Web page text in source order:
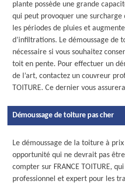
plante possède une grande
qui peut provoquer une
les périodes de pluies et
d’infiltrations. Le démoussage de
nécessaire si vous souhaitez
toit en pente. Pour effectuer un
de l’art, contactez un couvreur
TOITURE. Ce dernier vous
Démoussage de toiture pas cher
Le démoussage de la toiture à
opportunité qui ne devrait pas
compter sur FRANCE TOITURE,
professionnel et expert pour les